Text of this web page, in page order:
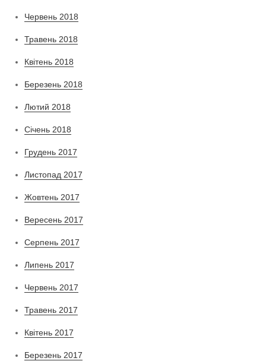
Червень 2018
Травень 2018
Квітень 2018
Березень 2018
Лютий 2018
Січень 2018
Грудень 2017
Листопад 2017
Жовтень 2017
Вересень 2017
Серпень 2017
Липень 2017
Червень 2017
Травень 2017
Квітень 2017
Березень 2017